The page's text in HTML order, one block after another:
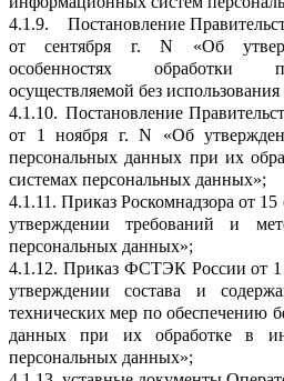
4.1.9.
Постановление
от сентября г. N «Об
особенностях обработки
осуществляемой без
4.1.10. Постановление
от 1 ноября г. N «Об
персональных данных при их
системах персональных данных»;
4.1.11. Приказ Роскомнадзора от
утверждении требований и
персональных данных»;
4.1.12. Приказ ФСТЭК России от 1
утверждении состава и
технических мер по обеспечению
данных при их обработке в
персональных данных»;